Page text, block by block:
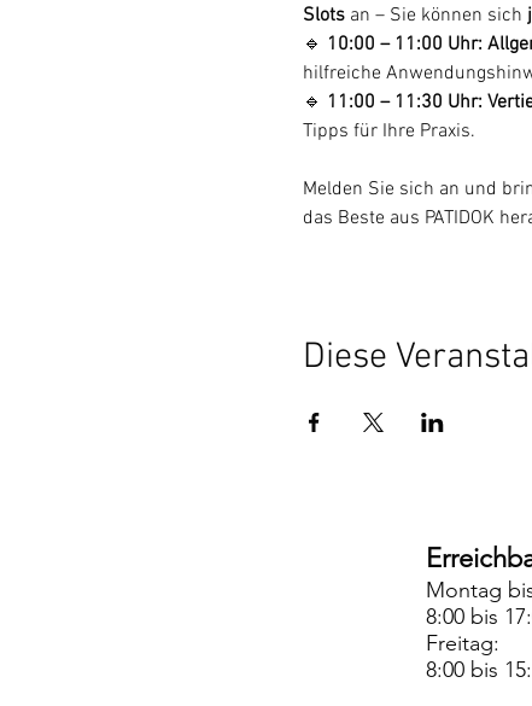
Slots an – Sie können sich
🔹 10:00 – 11:00 Uhr:
hilfreiche
🔹 11:00 – 11:30 Uhr:
Tipps für Ihre Praxis.
Melden Sie sich an und
das Beste aus PATIDOK
Diese
Montag
8:00 bis
Freitag:
8:00 bis